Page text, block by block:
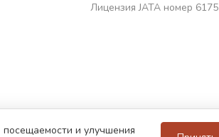
Лицензия JATA номер 6175
и улучшения